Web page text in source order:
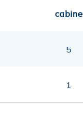
cabine
5
1